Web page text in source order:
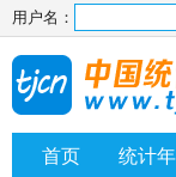
用户名：
首页 统计